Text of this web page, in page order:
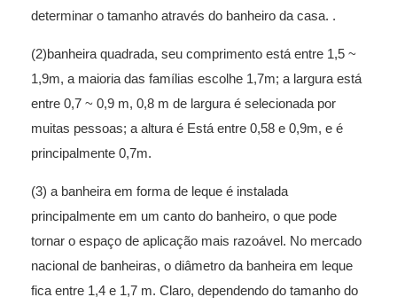
determinar o tamanho através do banheiro da casa. .
(2)banheira quadrada, seu comprimento está entre 1,5 ~
1,9m, a maioria das famílias escolhe 1,7m; a largura está
entre 0,7 ~ 0,9 m, 0,8 m de largura é selecionada por
muitas pessoas; a altura é Está entre 0,58 e 0,9m, e é
principalmente 0,7m.
(3) a banheira em forma de leque é instalada
principalmente em um canto do banheiro, o que pode
tornar o espaço de aplicação mais razoável. No mercado
nacional de banheiras, o diâmetro da banheira em leque
fica entre 1,4 e 1,7 m. Claro, dependendo do tamanho do